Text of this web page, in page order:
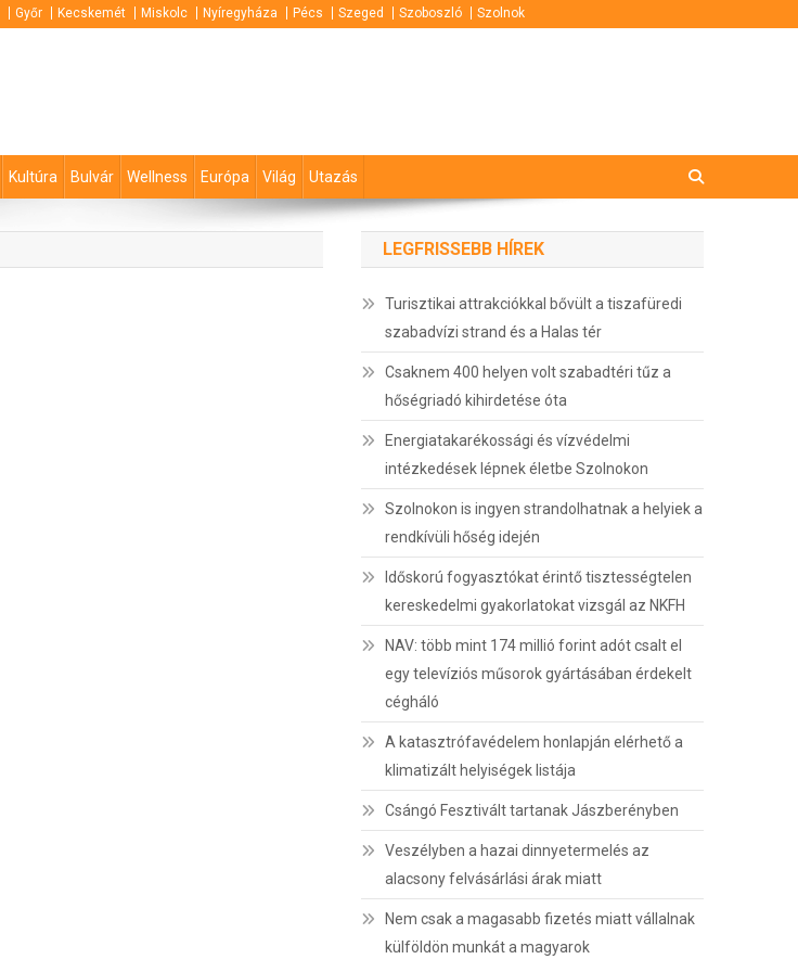
Győr Kecskemét Miskolc Nyíregyháza Pécs Szeged Szoboszló Szolnok
Kultúra Bulvár Wellness Európa Világ Utazás
LEGFRISSEBB HÍREK
Turisztikai attrakciókkal bővült a tiszafüredi
szabadvízi strand és a Halas tér
Csaknem 400 helyen volt szabadtéri tűz a
hőségriadó kihirdetése óta
Energiatakarékossági és vízvédelmi
intézkedések lépnek életbe Szolnokon
Szolnokon is ingyen strandolhatnak a helyiek a
rendkívüli hőség idején
Időskorú fogyasztókat érintő tisztességtelen
kereskedelmi gyakorlatokat vizsgál az NKFH
NAV: több mint 174 millió forint adót csalt el
egy televíziós műsorok gyártásában érdekelt
cégháló
A katasztrófavédelem honlapján elérhető a
klimatizált helyiségek listája
Csángó Fesztivált tartanak Jászberényben
Veszélyben a hazai dinnyetermelés az
alacsony felvásárlási árak miatt
Nem csak a magasabb fizetés miatt vállalnak
külföldön munkát a magyarok